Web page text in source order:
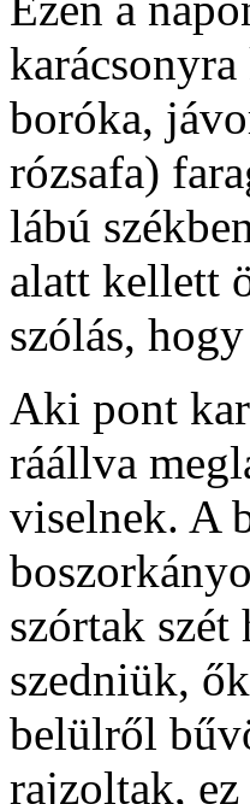
boróka,
rózsafa)
lábú
alatt kellett
szólás,
Aki pont
ráállva
viselnek. A
szórtak
szedniük,
belülről
rajzoltak,